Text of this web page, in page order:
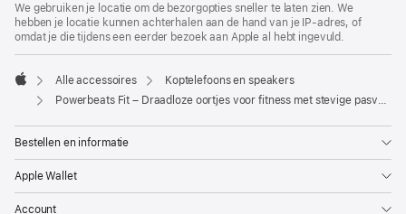
We gebruiken je locatie om de bezorgopties sneller te laten zien. We
hebben je locatie kunnen achterhalen aan de hand van je IP-adres, of
omdat je die tijdens een eerder bezoek aan Apple al hebt ingevuld.
Apple
Alle accessoires
Koptelefoons en speakers
Powerbeats Fit – Draadloze oortjes voor fitness met stevige pasvorm – Sprankelend oranje
Bestellen en informatie
Apple Wallet
Account